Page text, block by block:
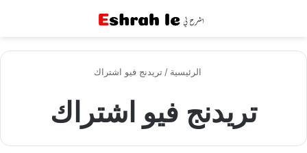
الرئيسية / تريدنج فيو اشتراك
تريدنج فيو اشتراك